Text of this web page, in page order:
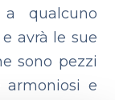
qualcuno
avrà le sue
sono pezzi
armoniosi e